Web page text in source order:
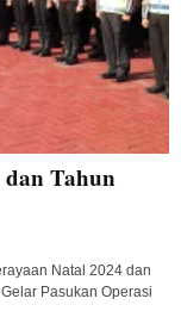
Tahun
Natal 2024 dan
Pasukan Operasi